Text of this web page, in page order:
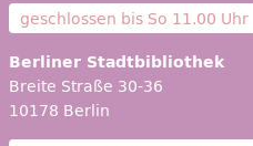
geschlossen bis So 11.00 Uhr
Berliner Stadtbibliothek
Breite Straße 30-36
10178 Berlin